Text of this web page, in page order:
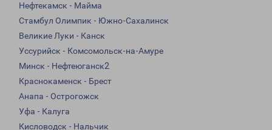
Нефтекамск - Майма
Стамбул Олимпик - Южно-Сахалинск
Великие Луки - Канск
Уссурийск - Комсомольск-на-Амуре
Минск - Нефтеюганск2
Краснокаменск - Брест
Анапа - Острогожск
Уфа - Калуга
Кисловодск - Нальчик